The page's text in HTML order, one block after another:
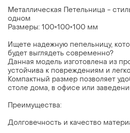
Металлическая Петельница -
одном
Размеры: 100×100×100 мм
Ищете надежную пепельницу,
будет выглядеть современно?
Данная модель изготовлена из
устойчива к повреждениям и
Компактный размер позволяет
столе дома, в офисе или
Преимущества:
Долговечность и качество